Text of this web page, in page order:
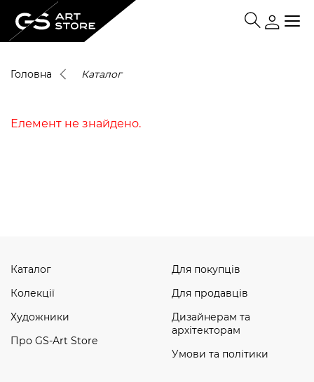
Головна Каталог
Елемент не знайдено.
Каталог
Колекції
Художники
Про GS-Art Store
Для покупців
Для продавців
Дизайнерам та
архітекторам
Умови та політики